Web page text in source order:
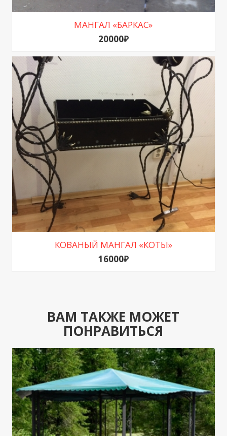
МАНГАЛ «БАРКАС»
20000₽
КОВАНЫЙ МАНГАЛ «КОТЫ»
16000₽
ВАМ ТАКЖЕ МОЖЕТ
ПОНРАВИТЬСЯ